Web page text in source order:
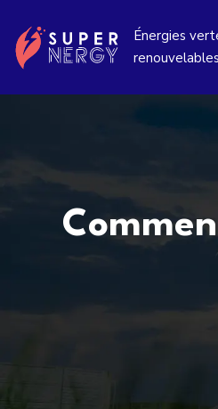
Énergies
renouvelables